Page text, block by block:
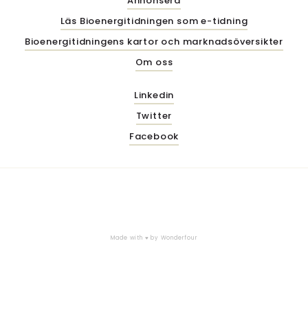
Läs Bioenergitidningen som e-tidning
Bioenergitidningens kartor och marknadsöversikter
Om oss
Linkedin
Twitter
Facebook
Made with ♥ by Wonderfour